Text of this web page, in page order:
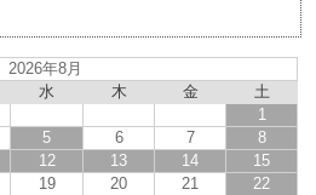
2026年8月
水 木 金
土
1
5 6 7
8
12 13 14
15
19 20 21
22